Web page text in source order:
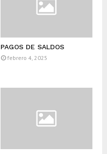
PAGOS DE SALDOS
febrero 4, 2025